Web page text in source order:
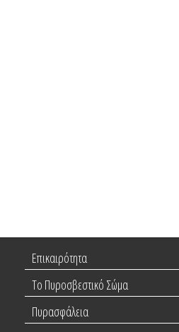
Επικαιρότητα
Το Πυροσβεστικό Σώμα
Πυρασφάλεια